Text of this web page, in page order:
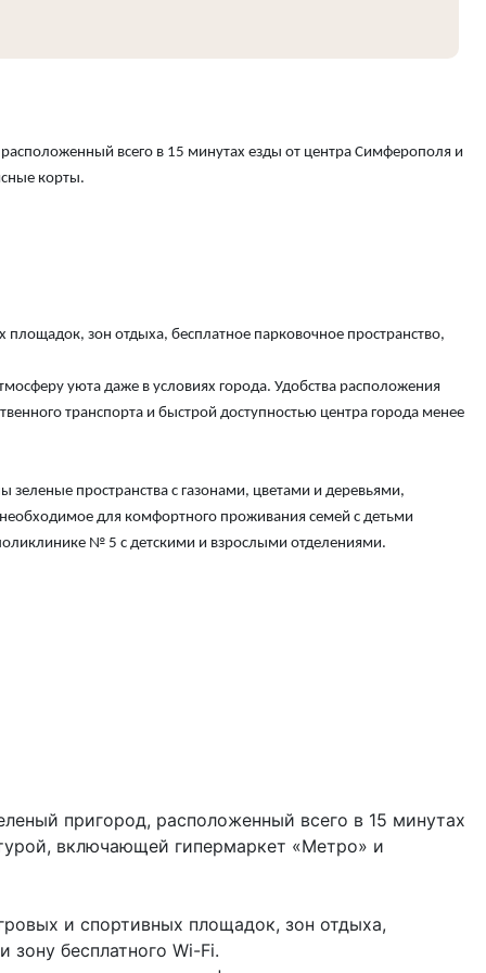
всего в 15 минутах езды от центра Симферополя и
корты.
площадок, зон отдыха, бесплатное парковочное пространство,
уюта даже в условиях города. Удобства расположения
транспорта и быстрой доступностью центра города менее
пространства с газонами, цветами и деревьями,
для комфортного проживания семей с детьми
№ 5 с детскими и взрослыми отделениями.
пригород, расположенный всего в 15 минутах
включающей гипермаркет «Метро» и
и спортивных площадок, зон отдыха,
зону бесплатного Wi-Fi.